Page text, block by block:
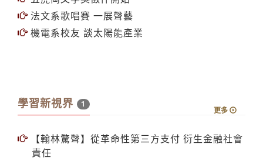
法文系歌唱賽 一展聲藝
機電系校友 談太陽能產業
學習新視界 1
更多
【翰林驚聲】從革命性第三方支付 衍生金融社會
責任